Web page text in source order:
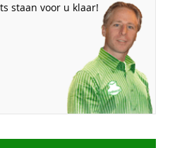
staan voor u klaar!